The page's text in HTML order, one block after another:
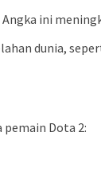
Angka ini
dunia,
Dota 2: